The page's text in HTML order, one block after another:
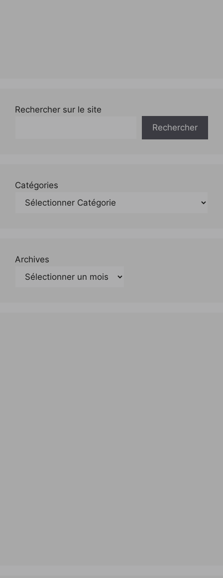
Rechercher sur le site
Rechercher
Catégories
Archives